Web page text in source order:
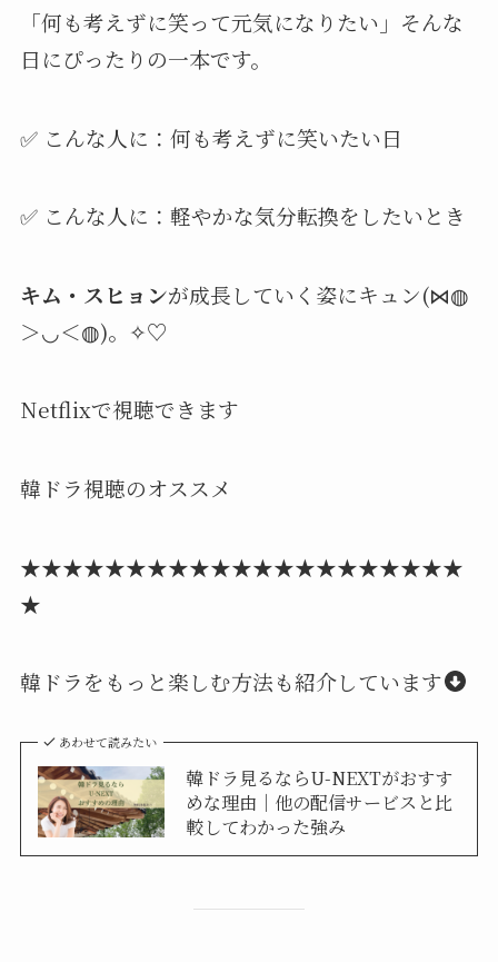
「何も考えずに笑って元気になりたい」そんな
日にぴったりの一本です。
✅ こんな人に：何も考えずに笑いたい日
✅ こんな人に：軽やかな気分転換をしたいとき
キム・スヒョンが成長していく姿にキュン(⋈◍
＞◡＜◍)。✧♡
Netflixで視聴できます
韓ドラ視聴のオススメ
★★★★★★★★★★★★★★★★★★★★★
★
韓ドラをもっと楽しむ方法も紹介しています
あわせて読みたい
韓ドラ見るならU-NEXTがおすす
めな理由｜他の配信サービスと比
較してわかった強み